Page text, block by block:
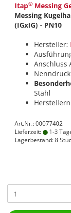
Itap© Messing
Messing
(IGxIG) - PN10
Hersteller:
Anschluss
Stahl
Art.Nr.: 00077402
Lieferzeit:
1-3
Lagerbestand: 8